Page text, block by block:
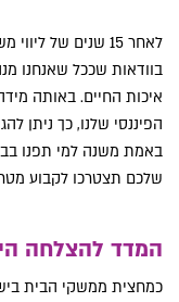
לאחר 15 שנים של
בוודאות שככל שאנחנו
איכות החיים. באותה
הפיננסי שלנו, כך ניתן
באמת משנה למי תפנו
שלכם תצטרכו לקבוע
המדד להצלחה
כמחצית ממשקי הבית